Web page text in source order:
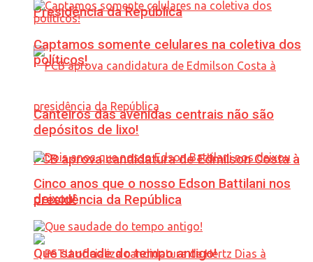
Presidência da República
PCB aprova candidatura de Edmilson Costa à
presidência da República
Captamos somente celulares na coletiva dos
políticos!
Canteiros das avenidas centrais não são
depósitos de lixo!
Cinco anos que o nosso Edson Battilani nos
deixou!
Que saudade do tempo antigo!